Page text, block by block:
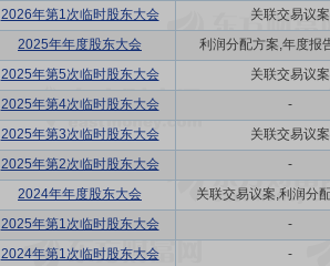
2026年第1次临时股东大会
关联交易议案
2025年年度股东大会
利润分配方案,年度报
2025年第5次临时股东大会
关联交易议案
2025年第4次临时股东大会
-
2025年第3次临时股东大会
关联交易议案
2025年第2次临时股东大会
-
2024年年度股东大会
关联交易议案,利润分
2025年第1次临时股东大会
-
2024年第1次临时股东大会
-